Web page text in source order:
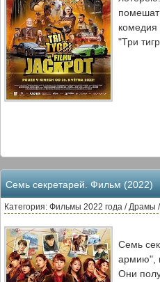
комедия
"Три
Семь секретарей. Фильм (2022)
Категория: Фильмы 2022 года / Драмы
Семь
армию",
Они